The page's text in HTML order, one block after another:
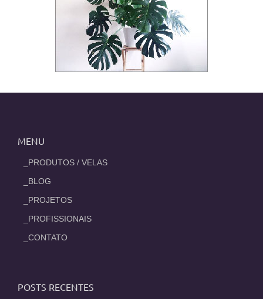
MENU
_PRODUTOS / VELAS
_BLOG
_PROJETOS
_PROFISSIONAIS
_CONTATO
POSTS RECENTES